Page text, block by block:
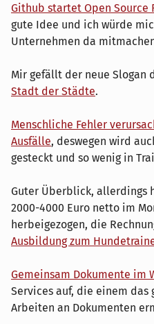
Github startet Open Source
gute Idee und ich würde
Unternehmen da
Mir gefällt der neue Slogan
Stadt der Städte.
Menschliche Fehler
Ausfälle, deswegen wird
gesteckt und so wenig in
Guter Überblick, allerdings
2000-4000 Euro netto im
herbeigezogen, die
Ausbildung zum
Gemeinsam Dokumente im
Services auf, die einem
Arbeiten an Dokumenten